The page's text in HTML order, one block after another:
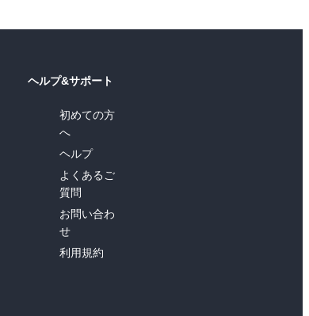
ヘルプ&サポート
初めての方
へ
ヘルプ
よくあるご
質問
お問い合わ
せ
利用規約